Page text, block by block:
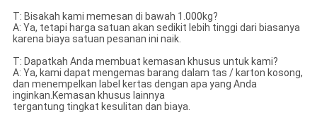
T: Bisakah kami memesan di bawah 1.000kg?
A: Ya, tetapi harga satuan akan sedikit lebih tinggi dari biasanya
karena biaya satuan pesanan ini naik.
T: Dapatkah Anda membuat kemasan khusus untuk kami?
A: Ya, kami dapat mengemas barang dalam tas / karton kosong,
dan menempelkan label kertas dengan apa yang Anda
inginkan.Kemasan khusus lainnya
tergantung tingkat kesulitan dan biaya.